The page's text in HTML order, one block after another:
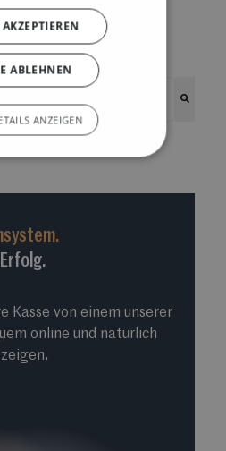
einer automatischen
da das Suchfeld leer ist.
Kasse von einem unserer
online und natürlich
ABLEHNEN
ANZEIGEN